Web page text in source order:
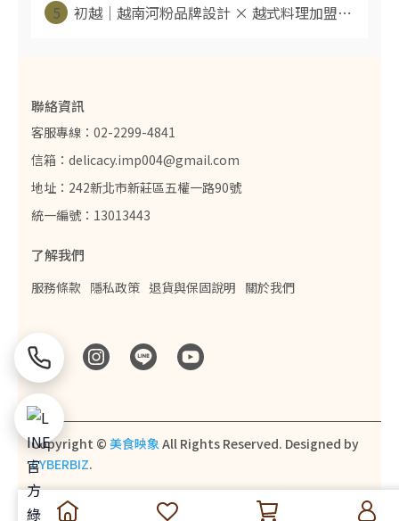
5
初越｜越南河粉品牌設計 × 越式料理加盟⋯
聯絡資訊
客服專線：02-2299-4841
信箱：delicacy.imp004@gmail.com
地址：242新北市新莊區五權一路90號
統一編號：13013443
了解我們
服務條款 隱私政策 退貨與保固說明 關於我們
Copyright © 美食映象 All Rights Reserved. Designed by
CYBERBIZ.